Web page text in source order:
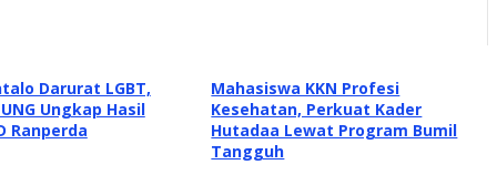
Darurat LGBT,
Ungkap Hasil
Ranperda
Mahasiswa KKN Profesi
Kesehatan, Perkuat Kader
Hutadaa Lewat Program Bumil
Tangguh